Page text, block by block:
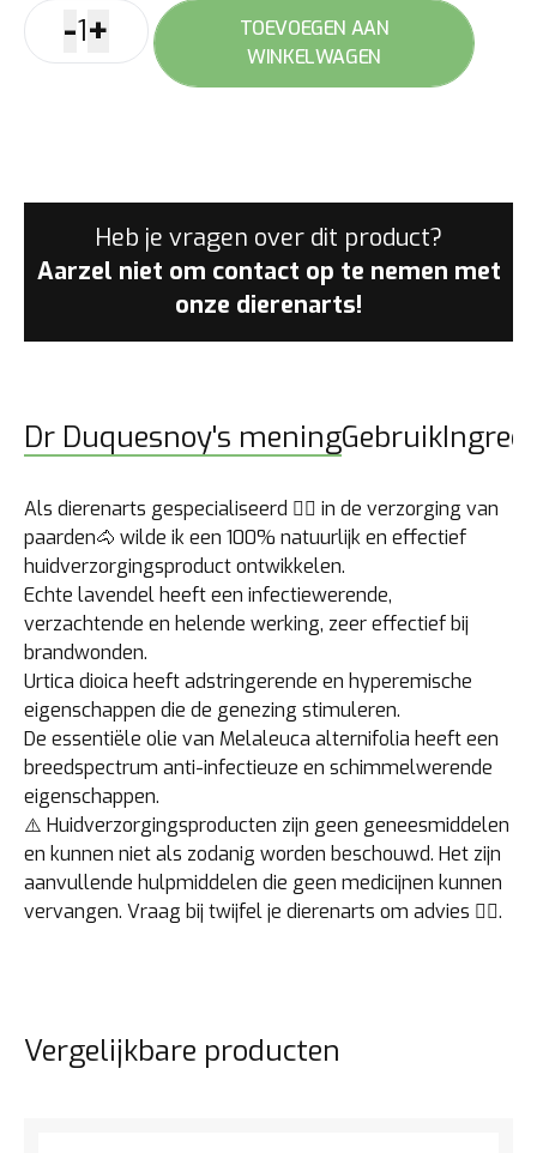
Healing
-1+
TOEVOEGEN AAN
WINKELWAGEN
Heb je vragen over dit product?
Aarzel niet om contact op te nemen met
onze dierenarts!
Dr Duquesnoy's meningGebruik
Als dierenarts gespecialiseerd 👩‍⚕️ in de verzorging van
paarden🐴 wilde ik een 100% natuurlijk en effectief
huidverzorgingsproduct ontwikkelen.
Echte lavendel heeft een infectiewerende,
verzachtende en helende werking, zeer effectief bij
brandwonden.
Urtica dioica heeft adstringerende en hyperemische
eigenschappen die de genezing stimuleren.
De essentiële olie van Melaleuca alternifolia heeft een
breedspectrum anti-infectieuze en schimmelwerende
eigenschappen.
⚠️ Huidverzorgingsproducten zijn geen geneesmiddelen
en kunnen niet als zodanig worden beschouwd. Het zijn
aanvullende hulpmiddelen die geen medicijnen kunnen
vervangen. Vraag bij twijfel je dierenarts om advies 👩‍⚕️.
Vergelijkbare producten